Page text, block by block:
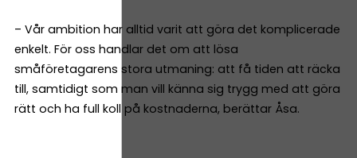
– Vår ambition har alltid varit att göra det komplicerade
enkelt. För oss handlar det om att lösa
småföretagarens stora utmaning: att få tiden att räcka
till, samtidigt som man vill känna sig trygg med att göra
rätt och ha full koll på kostnaderna, berättar Åsa.